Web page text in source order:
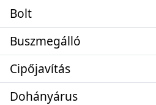
Bolt
Buszmegálló
Cipőjavítás
Dohányárus